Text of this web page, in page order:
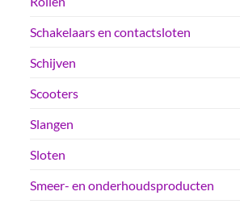
Schakelaars en contactsloten
Schijven
Scooters
Slangen
Sloten
Smeer- en onderhoudsproducten